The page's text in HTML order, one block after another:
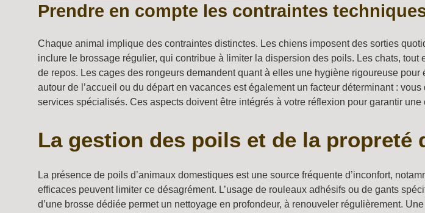
Prendre en compte les contraintes
Chaque animal implique des contraintes distinctes. Les chiens imposent des sorties
inclure le brossage régulier, qui contribue à limiter la dispersion des poils. Les chats,
de repos. Les cages des rongeurs demandent quant à elles une hygiène rigoureuse
autour de l’accueil ou du départ en vacances est également un facteur déterminant :
services spécialisés. Ces aspects doivent être intégrés à votre réflexion pour garantir
La gestion des poils et de la propreté
La présence de poils d’animaux domestiques est une source fréquente d’inconfort,
efficaces peuvent limiter ce désagrément. L’usage de rouleaux adhésifs ou de gants
d’une brosse dédiée permet un nettoyage en profondeur, à renouveler régulièrement.